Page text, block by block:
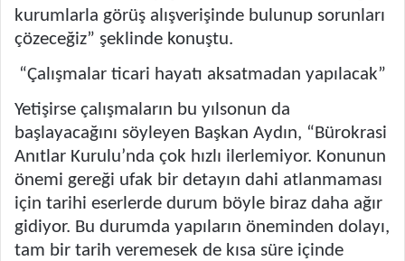
kurumlarla görüş alışverişinde bulunup sorunları
çözeceğiz” şeklinde konuştu.
“Çalışmalar ticari hayatı aksatmadan yapılacak”
Yetişirse çalışmaların bu yılsonun da
başlayacağını söyleyen Başkan Aydın, “Bürokrasi
Anıtlar Kurulu’nda çok hızlı ilerlemiyor. Konunun
önemi gereği ufak bir detayın dahi atlanmaması
için tarihi eserlerde durum böyle biraz daha ağır
gidiyor. Bu durumda yapıların öneminden dolayı,
tam bir tarih veremesek de kısa süre içinde